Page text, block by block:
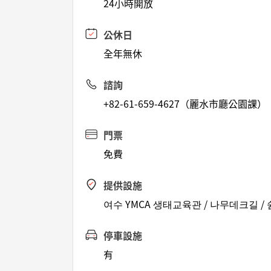
24小時開放
公休日
全年無休
諮詢
+82-61-659-4627（麗水市廳公園課）
門票
免費
提供設施
여수 YMCA 생태교육관 / 나무데크길 /
停車設施
有